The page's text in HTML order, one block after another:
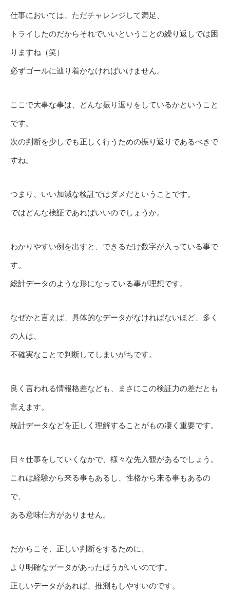
仕事においては、ただチャレンジして満足、
トライしたのだからそれでいいということの繰り返しでは困
りますね（笑）
必ずゴールに辿り着かなければいけません。
ここで大事な事は、どんな振り返りをしているかということ
です。
次の判断を少しでも正しく行うための振り返りであるべきで
すね。
つまり、いい加減な検証ではダメだということです。
ではどんな検証であればいいのでしょうか。
わかりやすい例を出すと、できるだけ数字が入っている事で
す。
総計データのような形になっている事が理想です。
なぜかと言えば、具体的なデータがなければないほど、多く
の人は、
不確実なことで判断してしまいがちです。
良く言われる情報格差なども、まさにこの検証力の差だとも
言えます。
統計データなどを正しく理解することがもの凄く重要です。
日々仕事をしていくなかで、様々な先入観があるでしょう。
これは経験から来る事もあるし、性格から来る事もあるの
で、
ある意味仕方がありません。
だからこそ、正しい判断をするために、
より明確なデータがあったほうがいいのです。
正しいデータがあれば、推測もしやすいのです。